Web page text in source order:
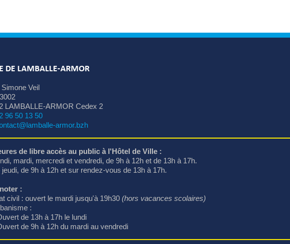
DE LAMBALLE-ARMOR
Simone Veil
LAMBALLE-ARMOR Cedex 2
96 50 13 50
armor.bzh
de libre accès au public à l'Hôtel de Ville :
mardi, mercredi et vendredi, de 9h à 12h et de 13h à 17h.
jeudi, de 9h à 12h et sur rendez-vous de 13h à 17h.
:
civil : ouvert le mardi jusqu'à 19h30 (hors vacances scolaires)
:
de 13h à 17h le lundi
de 9h à 12h du mardi au vendredi